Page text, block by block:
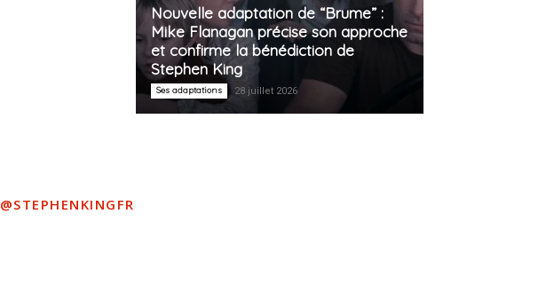
Nouvelle adaptation de “Brume” :
Mike Flanagan précise son approche
et confirme la bénédiction de
Stephen King
Ses adaptations 28 juillet 2026
@STEPHENKINGFR